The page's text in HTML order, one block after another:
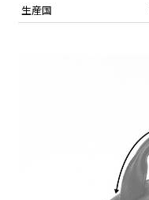
生産国